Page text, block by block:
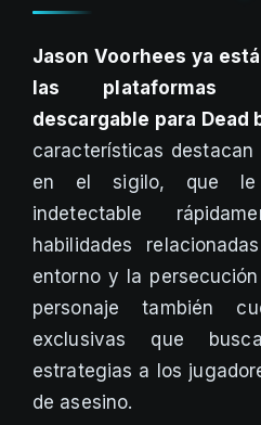
Jason Voorhees ya
las plataformas
descargable para Dead
características
en el sigilo, que le
indetectable
habilidades
entorno y la
personaje también
exclusivas que
estrategias a los
de asesino.